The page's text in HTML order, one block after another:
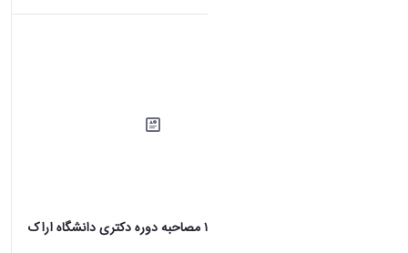
اطلاعیه شماره ۱ مصاحبه دوره دکتری دانشگاه اراک